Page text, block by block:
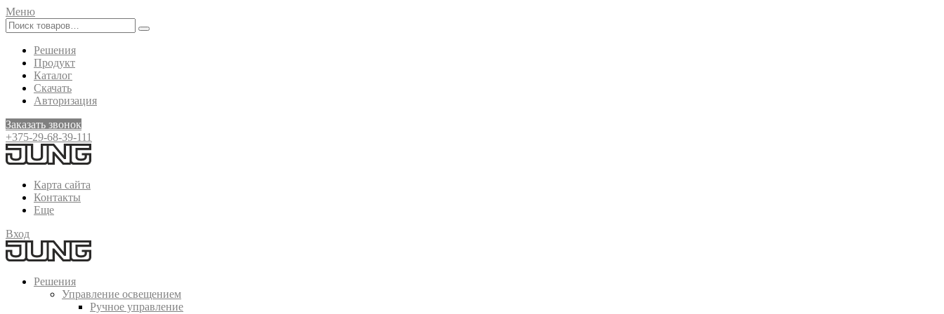
Меню
Решения
Продукт
Каталог
Скачать
Авторизация
Заказать звонок
+375-29-68-39-111
Карта сайта
Контакты
Еще
Вход
Решения
Управление освещением
Ручное управление